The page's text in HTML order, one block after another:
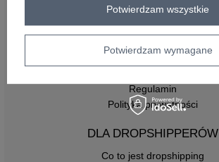
Płatności i koszty dostawy
Zasady zwrotów
INFORMACJE
Regulamin
Polityka prywatności
DLA DROPSHIPPERÓW
Co to jest dropshipping
Potwierdzam wymagane
Potwierdzam wszystkie